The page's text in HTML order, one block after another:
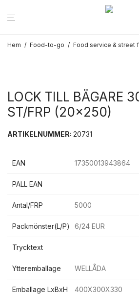
Hem / Food-to-go / Food service & street
LOCK TILL BÄGARE
ST/FRP (20×250)
ARTIKELNUMMER: 20731
EAN 17350013943864
PALL EAN
Antal/FRP 5000
Packmönster(L/P) 6/24 EUR
Trycktext
Ytteremballage WELLÅDA
Emballage LxBxH
400X300X330